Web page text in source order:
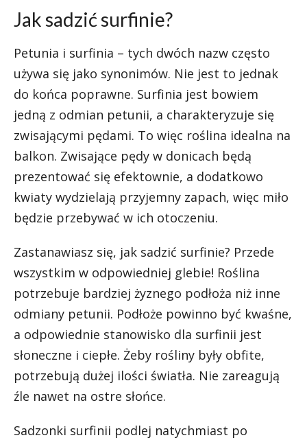
Jak sadzić surfinie?
Petunia i surfinia – tych dwóch nazw często
używa się jako synonimów. Nie jest to jednak
do końca poprawne. Surfinia jest bowiem
jedną z odmian petunii, a charakteryzuje się
zwisającymi pędami. To więc roślina idealna na
balkon. Zwisające pędy w donicach będą
prezentować się efektownie, a dodatkowo
kwiaty wydzielają przyjemny zapach, więc miło
będzie przebywać w ich otoczeniu.
Zastanawiasz się, jak sadzić surfinie? Przede
wszystkim w odpowiedniej glebie! Roślina
potrzebuje bardziej żyznego podłoża niż inne
odmiany petunii. Podłoże powinno być kwaśne,
a odpowiednie stanowisko dla surfinii jest
słoneczne i ciepłe. Żeby rośliny były obfite,
potrzebują dużej ilości światła. Nie zareagują
źle nawet na ostre słońce.
Sadzonki surfinii podlej natychmiast po